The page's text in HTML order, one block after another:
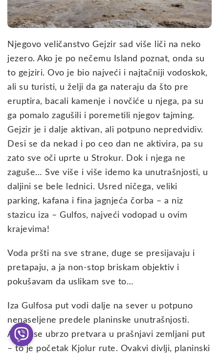
Njegovo veličanstvo Gejzir sad više liči na neko
jezero. Ako je po nečemu Island poznat, onda su
to gejziri. Ovo je bio najveći i najtačniji vodoskok,
ali su turisti, u želji da ga nateraju da što pre
eruptira, bacali kamenje i novčiće u njega, pa su
ga pomalo zagušili i poremetili njegov tajming.
Gejzir je i dalje aktivan, ali potpuno nepredvidiv.
Desi se da nekad i po ceo dan ne aktivira, pa su
zato sve oči uprte u Strokur. Dok i njega ne
zaguše… Sve više i više idemo ka unutrašnjosti, u
daljini se bele lednici. Usred ničega, veliki
parking, kafana i fina jagnjeća čorba – a niz
stazicu iza – Gulfos, najveći vodopad u ovim
krajevima!
Voda pršti na sve strane, duge se presijavaju i
pretapaju, a ja non-stop briskam objektiv i
pokušavam da uslikam sve to…
Iza Gulfosa put vodi dalje na sever u potpuno
nenaseljene predele planinske unutrašnjosti.
Asfalt se ubrzo pretvara u prašnjavi zemljani put
– to je početak Kjolur rute. Ovakvi divlji, planinski